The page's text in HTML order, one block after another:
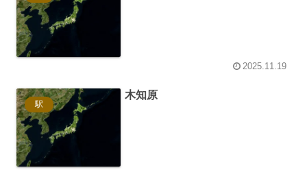
2025.11.19
駅
木知原